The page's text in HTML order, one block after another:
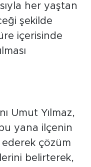
her yaştan
şekilde
içerisinde
Umut Yılmaz,
yana ilçenin
ederek çözüm
belirterek,